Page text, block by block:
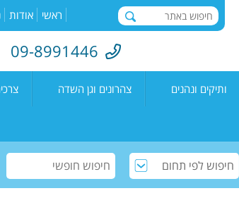
ראשי אודות
09-8991446
צורן
ותיקים ונהנים
חוגים
צהרונים וגן השדה
צהרונים קדימה צורן
שווים
חוגים